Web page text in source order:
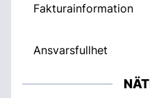
Fakturainformation
Ansvarsfullhet